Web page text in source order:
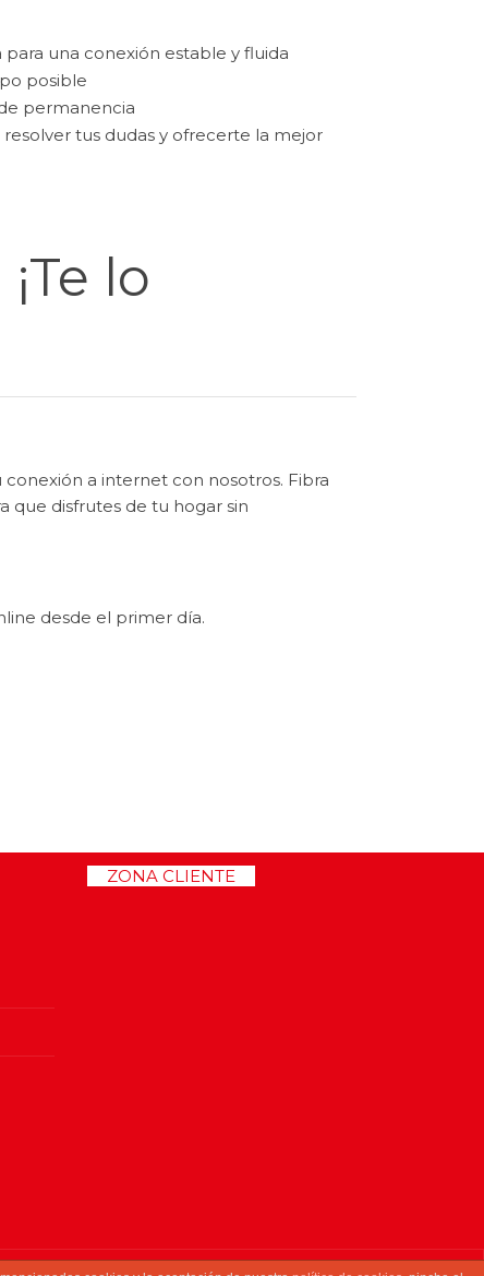
una conexión estable y fluida
posible
permanencia
tus dudas y ofrecerte la mejor
lo
conexión a internet con nosotros. Fibra
que disfrutes de tu hogar sin
desde el primer día.
ZONA CLIENTE